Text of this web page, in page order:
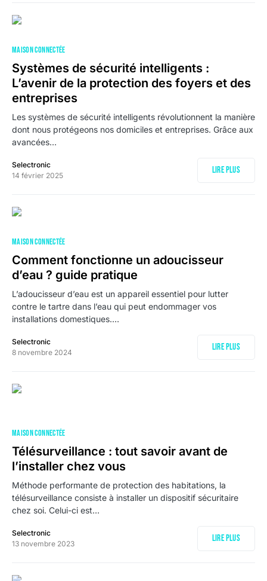
MAISON CONNECTÉE
Systèmes de sécurité intelligents :
L’avenir de la protection des foyers et des
entreprises
Les systèmes de sécurité intelligents révolutionnent la manière
dont nous protégeons nos domiciles et entreprises. Grâce aux
avancées…
Selectronic
14 février 2025
Lire plus
MAISON CONNECTÉE
Comment fonctionne un adoucisseur
d’eau ? guide pratique
L’adoucisseur d’eau est un appareil essentiel pour lutter
contre le tartre dans l’eau qui peut endommager vos
installations domestiques.…
Selectronic
8 novembre 2024
Lire plus
MAISON CONNECTÉE
Télésurveillance : tout savoir avant de
l’installer chez vous
Méthode performante de protection des habitations, la
télésurveillance consiste à installer un dispositif sécuritaire
chez soi. Celui-ci est…
Selectronic
13 novembre 2023
Lire plus